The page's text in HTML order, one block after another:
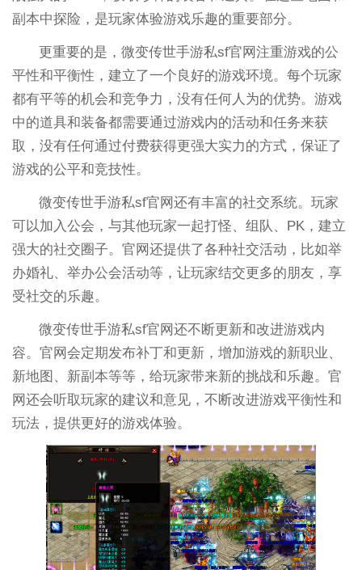
副本中探险，是玩家体验游戏乐趣的重要部分。
更重要的是，微变传世手游私sf官网注重游戏的公
平性和平衡性，建立了一个良好的游戏环境。每个玩家
都有平等的机会和竞争力，没有任何人为的优势。游戏
中的道具和装备都需要通过游戏内的活动和任务来获
取，没有任何通过付费获得更强大实力的方式，保证了
游戏的公平和竞技性。
微变传世手游私sf官网还有丰富的社交系统。玩家
可以加入公会，与其他玩家一起打怪、组队、PK，建立
强大的社交圈子。官网还提供了各种社交活动，比如举
办婚礼、举办公会活动等，让玩家结交更多的朋友，享
受社交的乐趣。
微变传世手游私sf官网还不断更新和改进游戏内
容。官网会定期发布补丁和更新，增加游戏的新职业、
新地图、新副本等等，给玩家带来新的挑战和乐趣。官
网还会听取玩家的建议和意见，不断改进游戏平衡性和
玩法，提供更好的游戏体验。